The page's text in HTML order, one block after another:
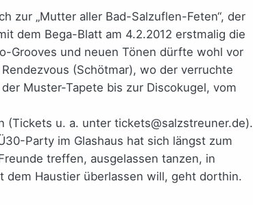
zur „Mutter aller Bad-Salzuflen-Feten“, der
dem Bega-Blatt am 4.2.2012 erstmalig die
Grooves und neuen Tönen dürfte wohl vor
(Schötmar), wo der verruchte
Muster-Tapete bis zur Discokugel, vom
u. a. unter tickets@salzstreuner.de).
Party im Glashaus hat sich längst zum
treffen, ausgelassen tanzen, in
dem Haustier überlassen will, geht dorthin.